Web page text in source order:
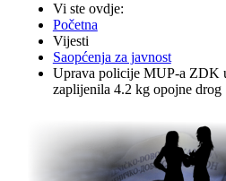
Vi ste ovdje:
Početna
Vijesti
Saopćenja za javnost
Uprava policije MUP-a ZDK
zaplijenila 4.2 kg opojne drog